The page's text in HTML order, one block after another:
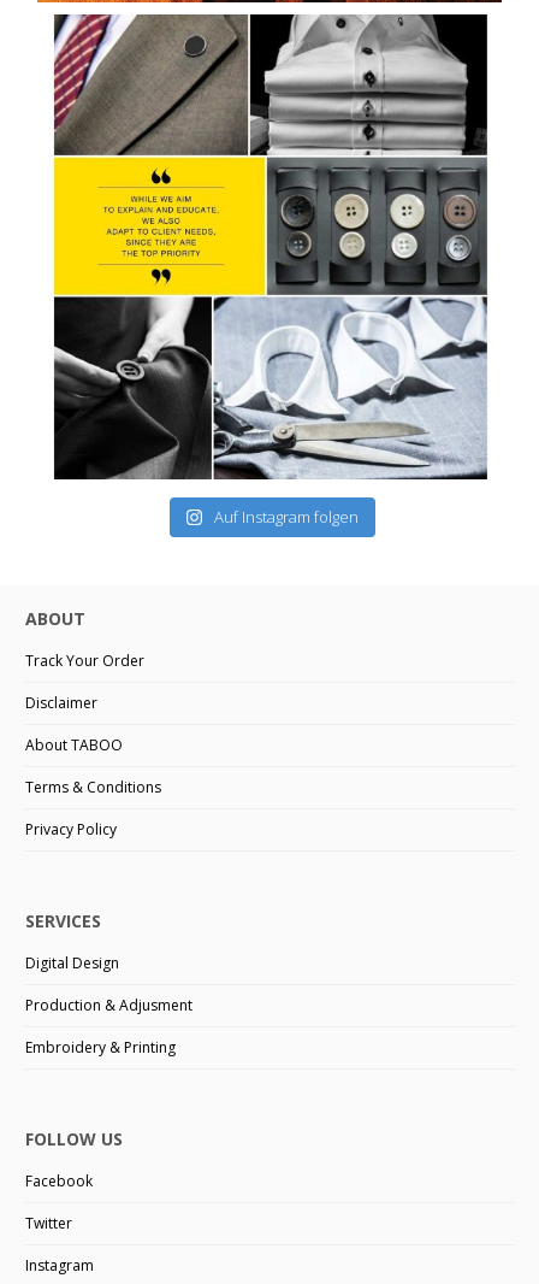
Auf Instagram folgen
ABOUT
Track Your Order
Disclaimer
About TABOO
Terms & Conditions
Privacy Policy
SERVICES
Digital Design
Production & Adjusment
Embroidery & Printing
FOLLOW US
Facebook
Twitter
Instagram